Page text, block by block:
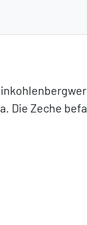
Zeche